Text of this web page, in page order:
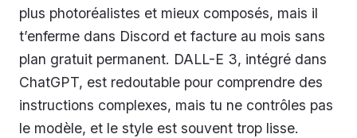
plus photoréalistes et mieux composés, mais il
t’enferme dans Discord et facture au mois sans
plan gratuit permanent. DALL-E 3, intégré dans
ChatGPT, est redoutable pour comprendre des
instructions complexes, mais tu ne contrôles pas
le modèle, et le style est souvent trop lisse.